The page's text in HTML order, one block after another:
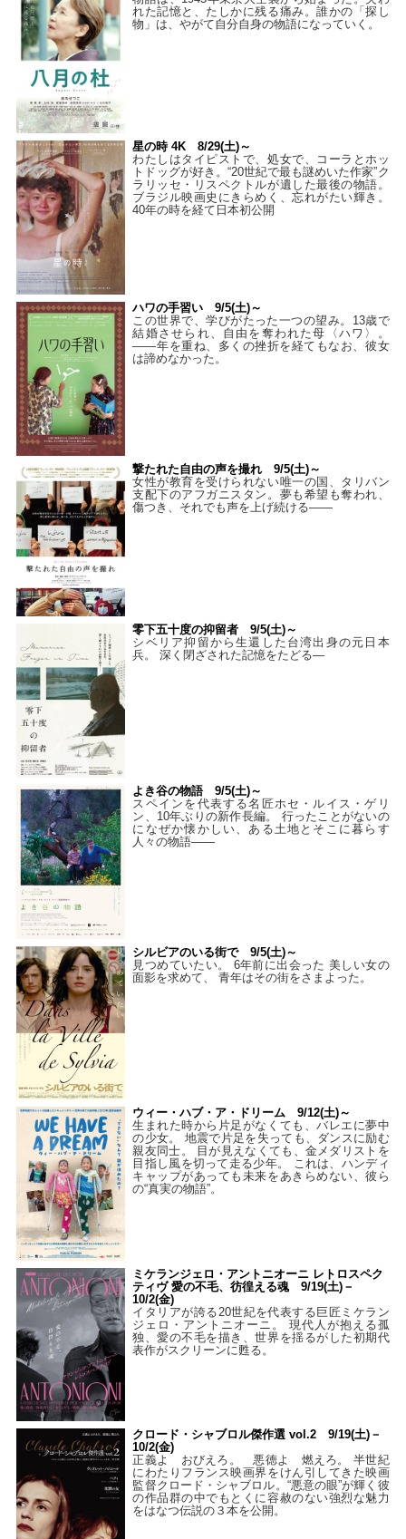
れた記憶と、たしかに残る痛み。誰かの「探し
物」は、やがて自分自身の物語になっていく。
星の時 4K 8/29(土)～
わたしはタイピストで、処⼥で、コーラとホッ
トドッグが好き。“20世紀で最も謎めいた作家”ク
ラリッセ・リスペクトルが遺した最後の物語。
ブラジル映画史にきらめく、忘れがたい輝き。
40年の時を経て⽇本初公開
ハワの手習い 9/5(土)～
この世界で、学びがたった一つの望み。13歳で
結婚させられ、自由を奪われた母〈ハワ〉。
——年を重ね、多くの挫折を経てもなお、彼女
は諦めなかった。
撃たれた自由の声を撮れ 9/5(土)～
女性が教育を受けられない唯一の国、タリバン
支配下のアフガニスタン。夢も希望も奪われ、
傷つき、それでも声を上げ続ける——
零下五十度の抑留者 9/5(土)～
シベリア抑留から生還した台湾出身の元日本
兵。 深く閉ざされた記憶をたどる—
よき谷の物語 9/5(土)～
スペインを代表する名匠ホセ・ルイス・ゲリ
ン、10年ぶりの新作長編。 行ったことがないの
になぜか懐かしい、ある土地とそこに暮らす
人々の物語――
シルビアのいる街で 9/5(土)～
見つめていたい。 6年前に出会った 美しい女の
面影を求めて、 青年はその街をさまよった。
ウィー・ハブ・ア・ドリーム 9/12(土)～
生まれた時から片足がなくても、バレエに夢中
の少女。 地震で片足を失っても、ダンスに励む
親友同士。 目が見えなくても、金メダリストを
目指し風を切って走る少年。 これは、ハンディ
キャップがあっても未来をあきらめない、彼ら
の“真実の物語”。
ミケランジェロ・アントニオーニ レトロスペク
ティヴ 愛の不毛、彷徨える魂 9/19(土)－
10/2(金)
イタリアが誇る20世紀を代表する巨匠ミケラン
ジェロ・アントニオーニ。 現代人が抱える孤
独、愛の不毛を描き、世界を揺るがした初期代
表作がスクリーンに甦る。
クロード・シャブロル傑作選 vol.2 9/19(土)－
10/2(金)
正義よ おびえろ。 悪徳よ 燃えろ。 半世紀
にわたりフランス映画界をけん引してきた映画
監督クロード・シャブロル。“悪意の眼”が輝く彼
の作品群の中でもとくに容赦のない強烈な魅力
をはなつ伝説の３本を公開。